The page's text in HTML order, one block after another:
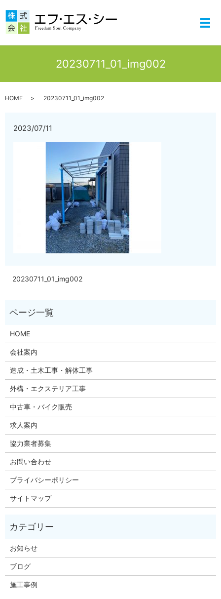
メ
20230711_01_img002
HOME 20230711_01_img002
2023/07/11
20230711_01_img002
HOME
会社案内
造成・土木工事・解体工事
外構・エクステリア工事
中古車・バイク販売
求人案内
協力業者募集
お問い合わせ
プライバシーポリシー
サイトマップ
お知らせ
ブログ
施工事例